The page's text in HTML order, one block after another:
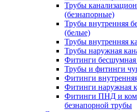
Трубы
(безнапорные)
Трубы внутренняя
(белые)
Трубы внутренняя
Трубы наружная
Фитинги бесшумная
Трубы и фитинги
Фитинги
Фитинги наружная
Фитинги ПНД и
безнапорной трубы